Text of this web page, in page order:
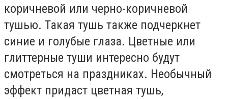
коричневой или черно-коричневой
тушью. Такая тушь также подчеркнет
синие и голубые глаза. Цветные или
глиттерные туши интересно будут
смотреться на праздниках. Необычный
эффект придаст цветная тушь,